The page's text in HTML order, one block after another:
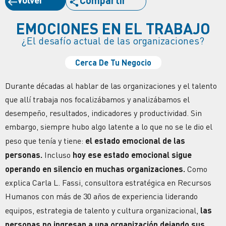
EMOCIONES EN EL TRABAJO
¿El desafío actual de las organizaciones?
Cerca De Tu Negocio
Durante décadas al hablar de las organizaciones y el talento
que allí trabaja nos focalizábamos y analizábamos el
desempeño, resultados, indicadores y productividad. Sin
embargo, siempre hubo algo latente a lo que no se le dio el
peso que tenía y tiene: el estado emocional de las
personas. Incluso hoy ese estado emocional sigue
operando en silencio en muchas organizaciones. Como
explica Carla L. Fassi, consultora estratégica en Recursos
Humanos con más de 30 años de experiencia liderando
equipos, estrategia de talento y cultura organizacional las